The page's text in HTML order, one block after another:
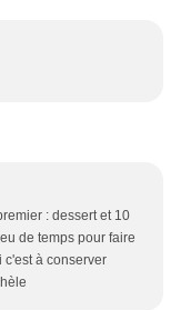
: dessert et 10
de temps pour faire
c'est à conserver